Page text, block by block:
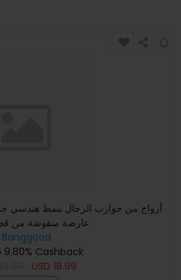
عارضة منقوشة من
Banggood
9.80% Cashback
USD 18.99